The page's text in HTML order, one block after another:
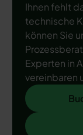
Ihnen fehlt
technische
können Sie
Experten in
vereinbaren
Preise